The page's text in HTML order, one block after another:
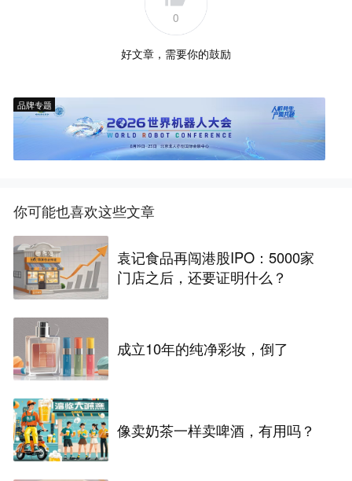
0
好文章，需要你的鼓励
品牌专题
你可能也喜欢这些文章
袁记食品再闯港股IPO：5000家
门店之后，还要证明什么？
成立10年的纯净彩妆，倒了
像卖奶茶一样卖啤酒，有用吗？